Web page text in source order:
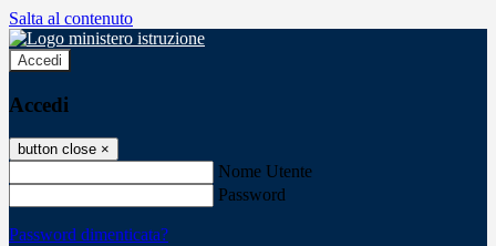
Salta al contenuto
Accedi
Accedi
button close ×
Nome Utente
Password
Password dimenticata?